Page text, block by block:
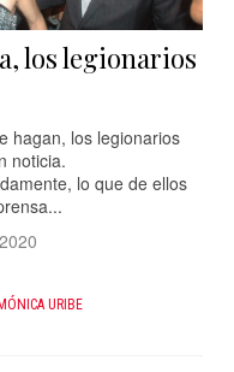
los legionarios
hagan, los legionarios
noticia.
lo que de ellos
MÓNICA URIBE